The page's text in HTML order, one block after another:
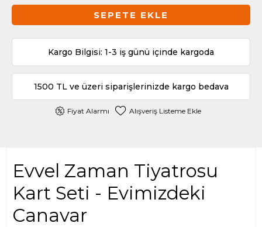
SEPETE EKLE
Kargo Bilgisi: 1-3 iş günü içinde kargoda
1500 TL ve üzeri siparişlerinizde kargo bedava
Fiyat Alarmı Alışveriş Listeme Ekle
Evvel Zaman Tiyatrosu
Kart Seti - Evimizdeki
Canavar